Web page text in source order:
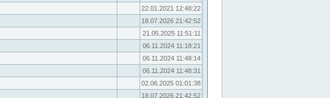
22.01.2021 12:48:22
18.07.2026 21:42:52
21.05.2025 11:51:11
06.11.2024 11:18:21
06.11.2024 11:48:14
06.11.2024 11:48:31
02.06.2025 01:01:38
18.07.2026 21:42:52